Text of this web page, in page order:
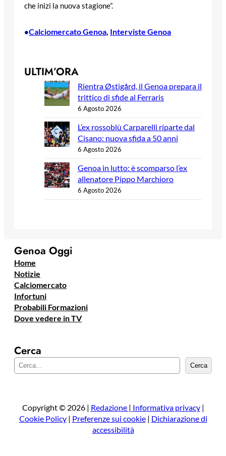
che inizi la nuova stagione”.
•Calciomercato Genoa, Interviste Genoa
ULTIM’ORA
Rientra Østigård, il Genoa prepara il
trittico di sfide al Ferraris
6 Agosto 2026
L’ex rossoblù Carparelli riparte dal
Cisano: nuova sfida a 50 anni
6 Agosto 2026
Genoa in lutto: è scomparso l’ex
allenatore Pippo Marchioro
6 Agosto 2026
Genoa Oggi
Home
Notizie
Calciomercato
Infortuni
Probabili Formazioni
Dove vedere in TV
Cerca
e
a
Cerca
Copyright © 2026 | Redazione | Informativa privacy|
Cookie Policy| Preferenze sui cookie| Dichiarazione di
accessibilità